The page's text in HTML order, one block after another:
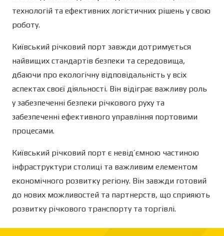
технологій та ефективних логістичних рішень у свою
роботу.
Київський річковий порт завжди дотримується
найвищих стандартів безпеки та середовища,
дбаючи про екологічну відповідальність у всіх
аспектах своєї діяльності. Він відіграє важливу роль
у забезпеченні безпеки річкового руху та
забезпеченні ефективного управління портовими
процесами.
Київський річковий порт є невід’ємною частиною
інфраструктури столиці та важливим елементом
економічного розвитку регіону. Він завжди готовий
до нових можливостей та партнерств, що сприяють
розвитку річкового транспорту та торгівлі.